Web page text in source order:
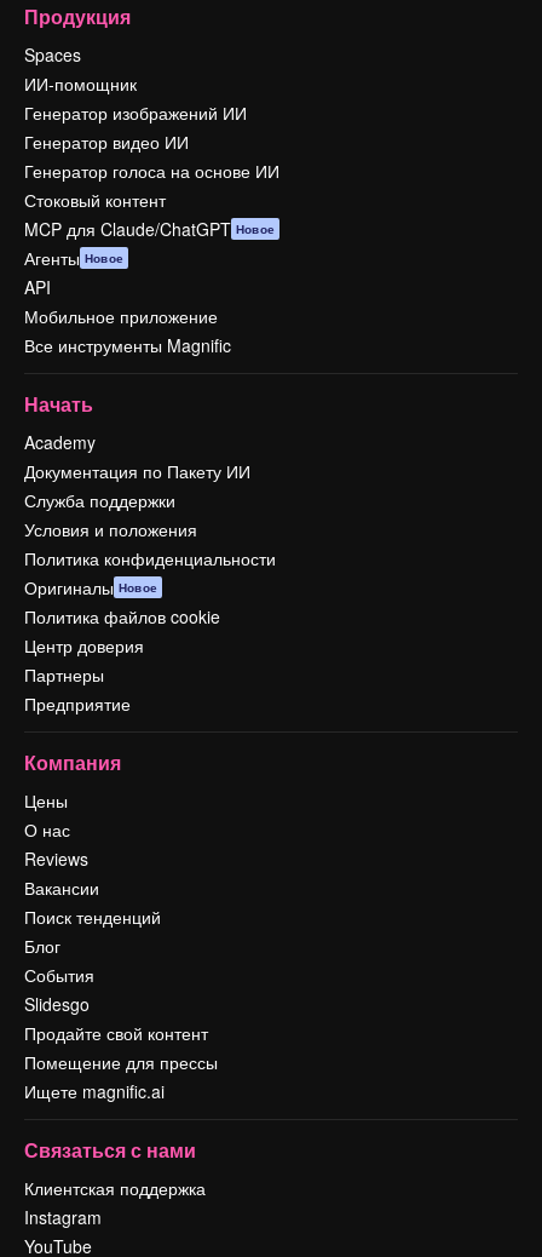
Продукция
Spaces
ИИ-помощник
Генератор изображений ИИ
Генератор видео ИИ
Генератор голоса на основе ИИ
Стоковый контент
MCP для Claude/ChatGPT Новое
Агенты Новое
API
Мобильное приложение
Все инструменты Magnific
Начать
Academy
Документация по Пакету ИИ
Служба поддержки
Условия и положения
Политика конфиденциальности
Оригиналы Новое
Политика файлов cookie
Центр доверия
Партнеры
Предприятие
Компания
Цены
О нас
Reviews
Вакансии
Поиск тенденций
Блог
События
Slidesgo
Продайте свой контент
Помещение для прессы
Ищете magnific.ai
Связаться с нами
Клиентская поддержка
Instagram
YouTube